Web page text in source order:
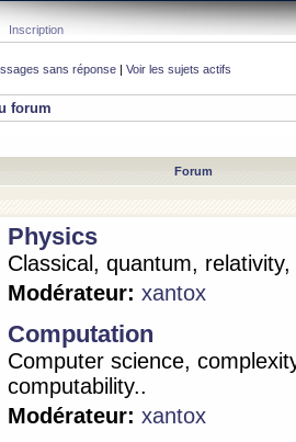
Inscription
sans réponse | Voir les sujets actifs
forum
Forum
Physics
Classical, quantum,
Modérateur: xantox
Computation
Computer science,
computability..
Modérateur: xantox